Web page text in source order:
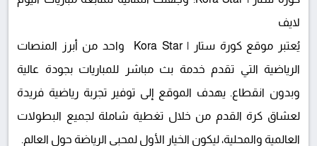
لايف
يُعتبر موقع كورة ستار | Kora Star واحد من أبرز المنصات
الرياضية التي تقدم خدمة بث مباشر للمباريات بجودة عالية
وبدون انقطاع. يهدف الموقع إلى توفير تجربة رياضية فريدة
لعشاق كرة القدم من خلال تغطية شاملة لجميع البطولات
العالمية والمحلية، ليكون الخيار الأول لمحبي الرياضة حول العالم.